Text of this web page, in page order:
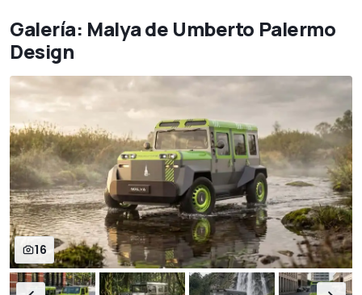
Galería: Malya de Umberto Palermo
Design
16